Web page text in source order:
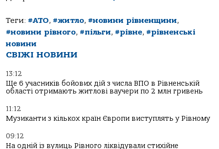
Теги: #АТО, #житло, #новини рівненщини,
#новини рівного, #пільги, #рівне, #рівненські
новини
СВІЖІ НОВИНИ
13:12
Ще 6 учасників бойових дій з числа ВПО в Рівненській
області отримають житлові ваучери по 2 млн гривень
11:12
Музиканти з кількох країн Європи виступлять у Рівному
09:12
На одній із вулиць Рівного ліквідували стихійне